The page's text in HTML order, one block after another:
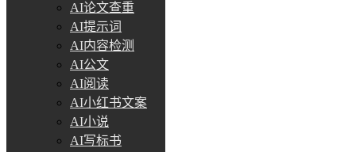
AI论文查重
AI提示词
AI内容检测
AI公文
AI阅读
AI小红书文案
AI小说
AI写标书